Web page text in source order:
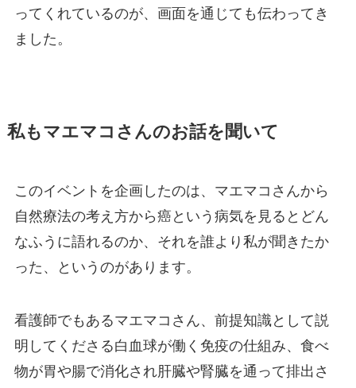
ってくれているのが、画面を通じても伝わってき
ました。
私もマエマコさんのお話を聞いて
このイベントを企画したのは、マエマコさんから
自然療法の考え方から癌という病気を見るとどん
なふうに語れるのか、それを誰より私が聞きたか
った、というのがあります。
看護師でもあるマエマコさん、前提知識として説
明してくださる白血球が働く免疫の仕組み、食べ
物が胃や腸で消化され肝臓や腎臓を通って排出さ